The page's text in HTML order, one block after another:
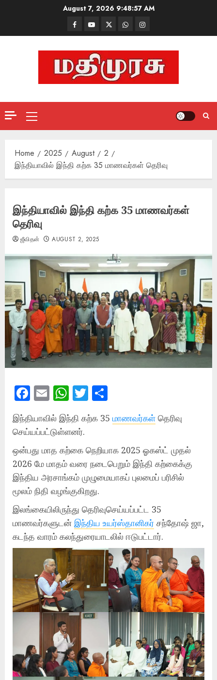
August 7, 2026 9:48:58 AM
FacebookMathemurasu
TV
TwitterWhatsAppInstagram
Primary
Menu
Home 2025 August
2
இந்தியாவில் இந்தி கற்க 35 மாணவர்கள் தெரிவு
இந்தியாவில் இந்தி கற்க 35 மாணவர்கள்
தெரிவு
ஜீவிதன் AUGUST 2, 2025
Facebook
EmailWhatsApp
Twitter
இந்தியாவில் இந்தி கற்க 35 மாணவர்கள் தெரிவு
செய்யப்பட்டுள்ளனர்.
ஒன்பது மாத கற்கை நெறியாக 2025 ஓகஸ்ட் முதல்
2026 மே மாதம் வரை நடைபெறும் இந்தி கற்கைக்கு
இந்திய அரசாங்கம் முழுமையாகப் புலமைப் பரிசில்
மூலம் நிதி வழங்குகிறது.
இலங்கையிலிருந்து தெரிவுசெய்யப்பட்ட 35
மாணவர்களுடன் இந்திய உயர்ஸ்தானிகர் சந்தோஷ் ஜா,
கடந்த வாரம் கலந்துரையாடலில் ஈடுபட்டார்.